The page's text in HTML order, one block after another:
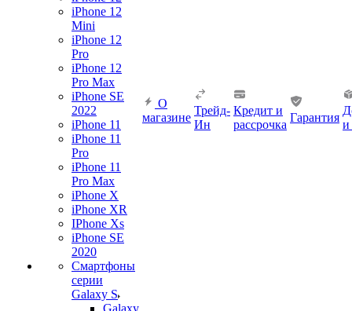
iPhone 12
Mini
iPhone 12
Pro
iPhone 12
Pro Max
iPhone SE
2022
iPhone 11
iPhone 11
Pro
iPhone 11
Pro Max
iPhone X
iPhone XR
IPhone Xs
iPhone SE
2020
Смартфоны
серии
Galaxy S
Galaxy
О
магазине
Трейд-
Ин
Кредит и
рассрочка
Гарантия
и